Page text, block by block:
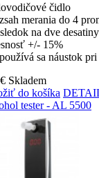
čidlo
merania do 4
na dve desatiny
+/- 15%
sa náustok pri
Skladem
do košíka
tester - AL 5500